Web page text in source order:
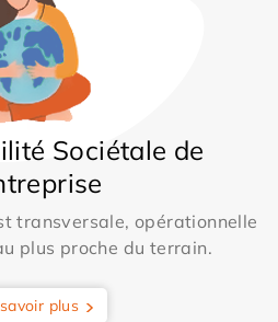
Sociétale de
transversale, opérationnelle
plus proche du terrain.
plus